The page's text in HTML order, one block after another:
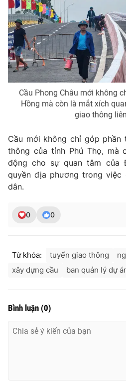
Cầu Phong Châu mới không
Hồng mà còn là mắt xích
giao thông
Cầu mới không chỉ góp
thông của tỉnh Phú Thọ, mà
động cho sự quan tâm của
quyền địa phương trong việc
dân.
0 0
Từ khóa: tuyến giao thông
xây dựng cầu
ban quản lý dự
Bình luận (0)